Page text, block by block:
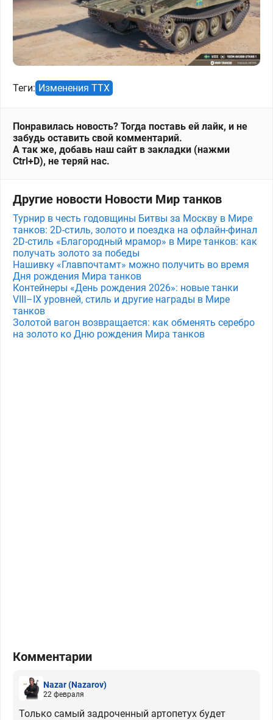
Теги: Изменения ТТХ
Понравилась новость? Тогда поставь ей лайк, и не
забудь оставить свой комментарий.
А так же, добавь наш сайт в закладки (нажми
Ctrl+D), не теряй нас.
Другие новости Новости Мир танков
Турнир в честь годовщины Битвы за Москву в Мире
танков: 2D-стиль, золото и поездка на офлайн-финал
2D-стиль «Благородный мрамор» в Мире танков: как
получать золото за победы
Нашивку «Главпочтамт» можно получить во время
Дня рождения Мира танков
Контейнеры «День рождения 2026»: новые танки
VIII–IX уровней, стиль и другие награды в Мире
танков
Золотой вагон возвращается: как обменять серебро
на золото ко Дню рождения Мира танков
Комментарии
Nazar(Nazarov)
22 февраля
Только самый задроченный артопетух будет